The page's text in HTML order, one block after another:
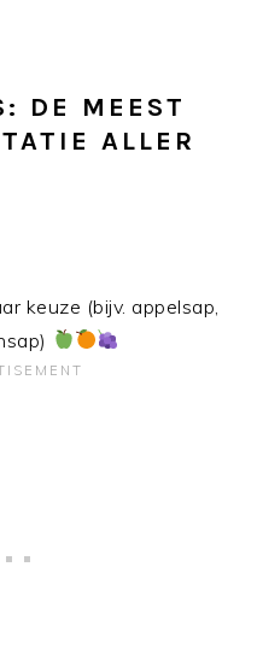
DE MEEST
ALLER
keuze (bijv. appelsap,